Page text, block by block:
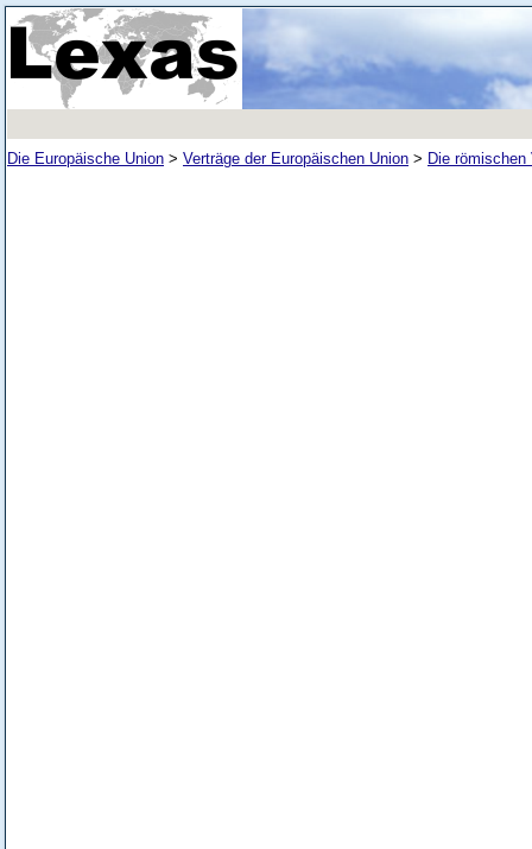
Die Europäische Union > Verträge der Europäischen Union > Die römischen